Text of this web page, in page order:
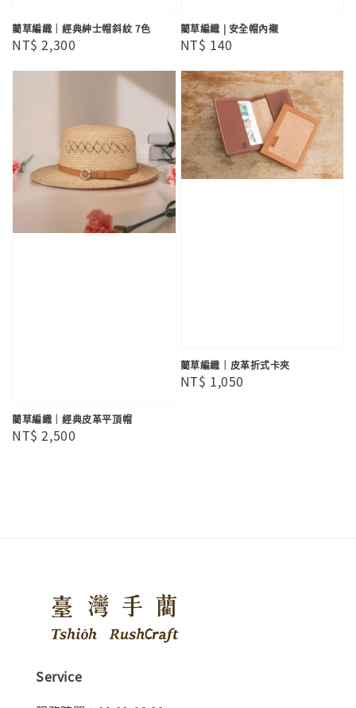
藺草編織｜經典紳士帽斜紋 7色
Regular
NT$ 2,300
藺草編織 | 安全帽內襯
Regular
NT$ 140
藺草編織｜經典皮革平頂帽
Regular
NT$ 2,500
藺草編織｜皮革折式卡夾
Regular
NT$ 1,050
Service